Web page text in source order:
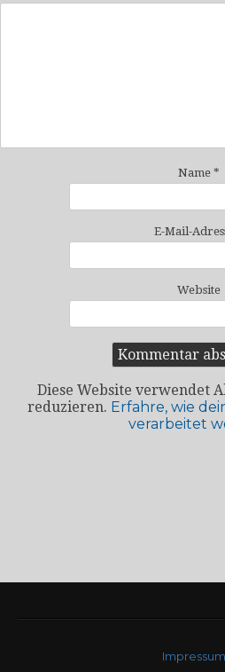
Name *
E-Mail-
Website
Diese Website verwendet
reduzieren. Erfahre, wie
verarbeitet
Impressum